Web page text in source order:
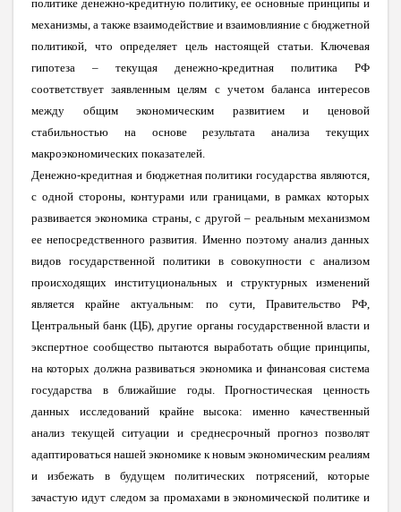
политике денежно-кредитную политику, ее основные принципы и
механизмы, а также взаимодействие и взаимовлияние с бюджетной
политикой, что определяет цель настоящей статьи. Ключевая
гипотеза – текущая денежно-кредитная политика РФ
соответствует заявленным целям с учетом баланса интересов
между общим экономическим развитием и ценовой
стабильностью на основе результата анализа текущих
макроэкономических показателей.
Денежно-кредитная и бюджетная политики государства являются,
с одной стороны, контурами или границами, в рамках которых
развивается экономика страны, с другой – реальным механизмом
ее непосредственного развития. Именно поэтому анализ данных
видов государственной политики в совокупности с анализом
происходящих институциональных и структурных изменений
является крайне актуальным: по сути, Правительство РФ,
Центральный банк (ЦБ), другие органы государственной власти и
экспертное сообщество пытаются выработать общие принципы,
на которых должна развиваться экономика и финансовая система
государства в ближайшие годы. Прогностическая ценность
данных исследований крайне высока: именно качественный
анализ текущей ситуации и среднесрочный прогноз позволят
адаптироваться нашей экономике к новым экономическим реалиям
и избежать в будущем политических потрясений, которые
зачастую идут следом за промахами в экономической политике и